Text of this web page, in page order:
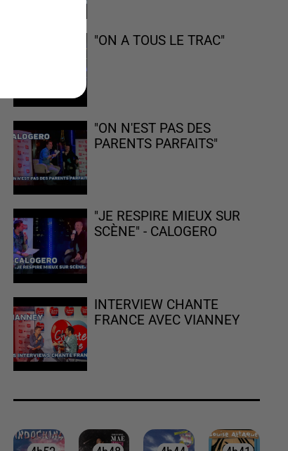
"ON A TOUS LE TRAC"
"ON N'EST PAS DES
PARENTS PARFAITS"
"JE RESPIRE MIEUX SUR
SCÈNE" - CALOGERO
INTERVIEW CHANTE
FRANCE AVEC VIANNEY